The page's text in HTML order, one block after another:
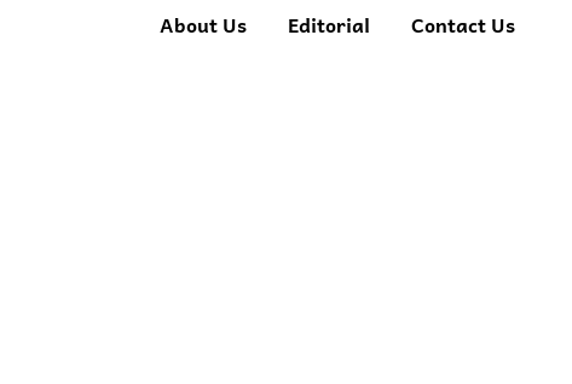
About Us Editorial Contact Us